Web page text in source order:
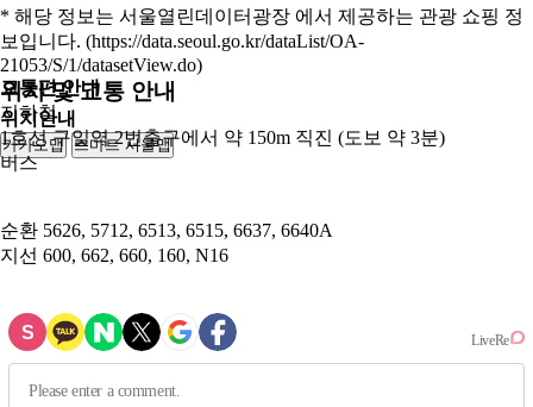
* 해당 정보는 서울열린데이터광장 에서 제공하는 관광 쇼핑 정
보입니다. (https://data.seoul.go.kr/dataList/OA-
21053/S/1/datasetView.do)
위치 및 교통 안내
위치안내
카카오맵 스마트 서울맵
250m
교통편 안내
지하철
1호선 구일역 2번출구에서 약 150m 직진 (도보 약 3분)
버스
순환 5626, 5712, 6513, 6515, 6637, 6640A
지선 600, 662, 660, 160, N16